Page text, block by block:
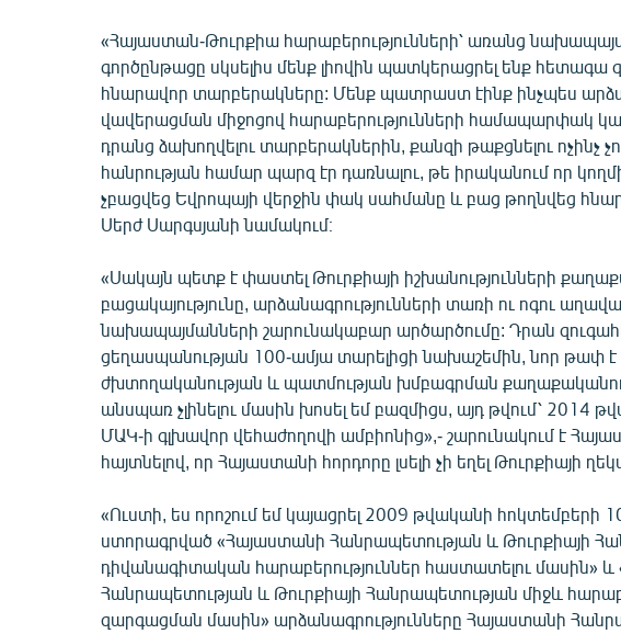
«Հայաստան-Թուրքիա հարաբերությունների՝ առանց
գործընթացը սկսելիս մենք լիովին պատկերացրել ենք հետագա
հնարավոր տարբերակները: Մենք պատրաստ էինք ինչպես
վավերացման միջոցով հարաբերությունների համապարփակ
դրանց ձախողվելու տարբերակներին, քանզի թաքցնելու ոչինչ
հանրության համար պարզ էր դառնալու, թե իրականում որ
չբացվեց Եվրոպայի վերջին փակ սահմանը և բաց թողնվեց
Սերժ Սարգսյանի նամակում։
«Սակայն պետք է փաստել Թուրքիայի իշխանությունների
բացակայությունը, արձանագրությունների տառի ու ոգու
նախապայմանների շարունակաբար արծարծումը: Դրան
ցեղասպանության 100-ամյա տարելիցի նախաշեմին, նոր թափ
ժխտողականության և պատմության խմբագրման
անսպառ չլինելու մասին խոսել եմ բազմիցս, այդ թվում՝ 2014
ՄԱԿ-ի գլխավոր վեհաժողովի ամբիոնից»,- շարունակում է
հայտնելով, որ Հայաստանի հորդորը լսելի չի եղել Թուրքիայի
«Ուստի, ես որոշում եմ կայացրել 2009 թվականի հոկտեմբերի
ստորագրված «Հայաստանի Հանրապետության և Թուրքիայի
դիվանագիտական հարաբերություններ հաստատելու մասին»
Հանրապետության և Թուրքիայի Հանրապետության միջև
զարգացման մասին» արձանագրությունները Հայաստանի